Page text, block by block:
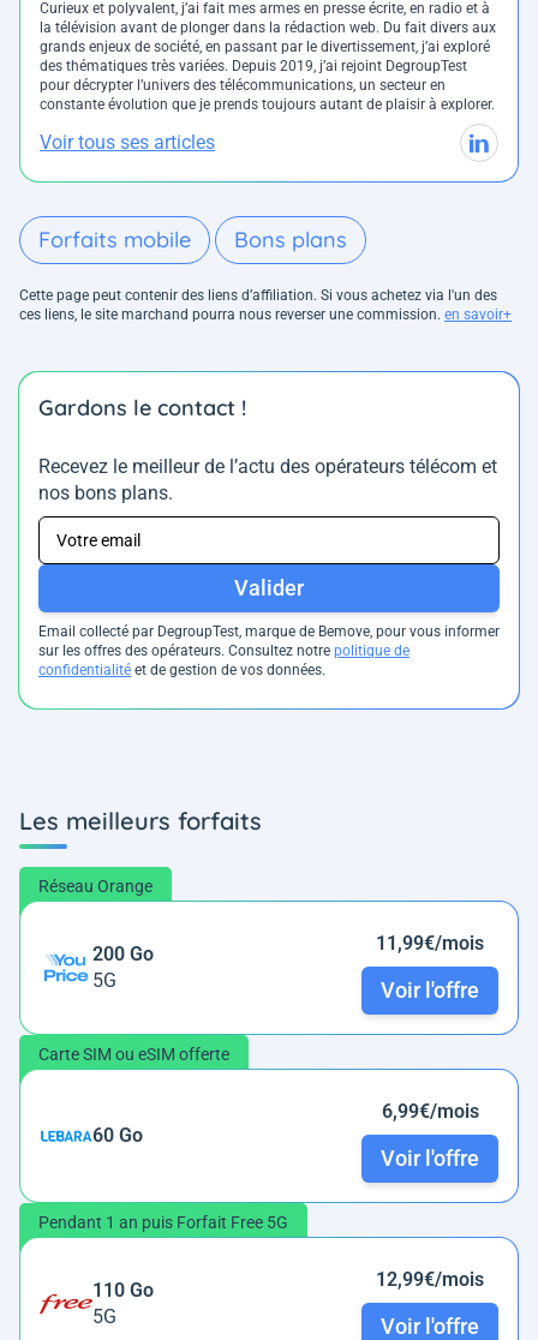
Curieux et polyvalent, j’ai fait mes armes en presse écrite, en radio et à
la télévision avant de plonger dans la rédaction web. Du fait divers aux
grands enjeux de société, en passant par le divertissement, j’ai exploré
des thématiques très variées. Depuis 2019, j’ai rejoint DegroupTest
pour décrypter l’univers des télécommunications, un secteur en
constante évolution que je prends toujours autant de plaisir à explorer.
Voir tous ses articles
Forfaits mobile Bons plans
Cette page peut contenir des liens d’affiliation. Si vous achetez via l'un des
ces liens, le site marchand pourra nous reverser une commission. en savoir+
Gardons le contact !
Recevez le meilleur de l’actu des opérateurs télécom et
nos bons plans.
Valider
Email collecté par DegroupTest, marque de Bemove, pour vous informer
sur les offres des opérateurs. Consultez notre politique de
confidentialité et de gestion de vos données.
Les meilleurs forfaits
Réseau Orange
200 Go
5G
11,99€/mois
Voir l'offre
Carte SIM ou eSIM offerte
60 Go
6,99€/mois
Voir l'offre
Pendant 1 an puis Forfait Free 5G
110 Go
5G
12,99€/mois
Voir l'offre